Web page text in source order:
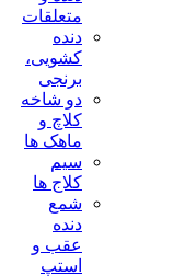
متعلقات
دنده
کشویی،
برنجی
دو شاخه
کلاچ و
ماهک ها
سیم
کلاج ها
شمع
دنده
عقب و
استپ